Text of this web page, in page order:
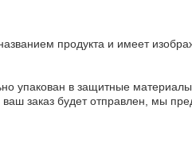
продукта и имеет
упакован в защитные
заказ будет отправлен, мы